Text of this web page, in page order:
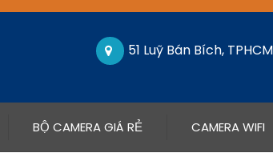
51 Luỹ Bán Bích, TPHCM
BỘ CAMERA GIÁ RẺ CAMERA WIFI